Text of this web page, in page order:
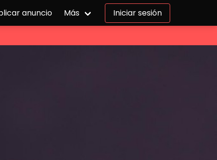
anuncio Más Iniciar sesión